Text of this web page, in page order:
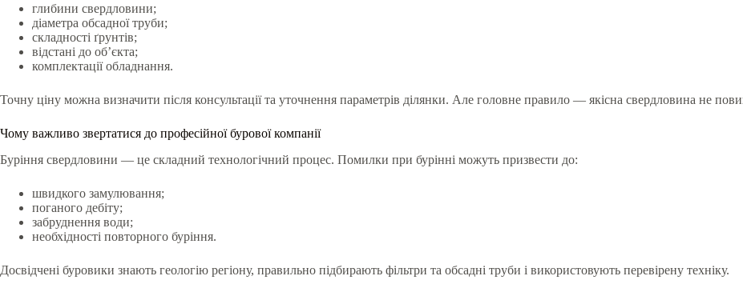
глибини свердловини;
діаметра обсадної труби;
складності ґрунтів;
відстані до об’єкта;
комплектації обладнання.
Точну ціну можна визначити після консультації та уточнення параметрів ділянки. Але головне правило — якісна свердловина не
Чому важливо звертатися до професійної бурової компанії
Буріння свердловини — це складний технологічний процес. Помилки при бурінні можуть призвести до:
швидкого замулювання;
поганого дебіту;
забруднення води;
необхідності повторного буріння.
Досвідчені буровики знають геологію регіону, правильно підбирають фільтри та обсадні труби і використовують перевірену техніку.